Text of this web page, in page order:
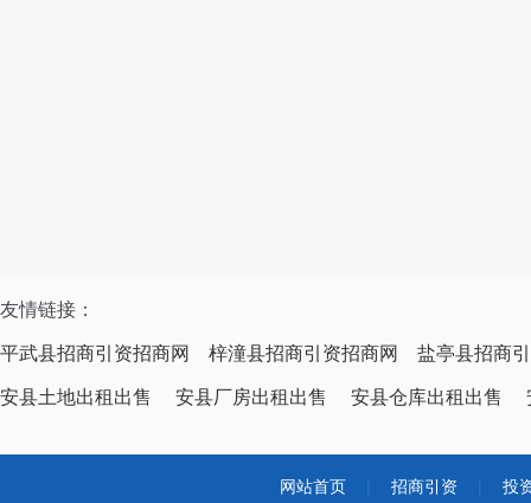
友情链接：
平武县招商引资招商网 梓潼县招商引资招商网 盐亭县招商
安县土地出租出售 安县厂房出租出售 安县仓库出租出售
网站首页 招商引资 投